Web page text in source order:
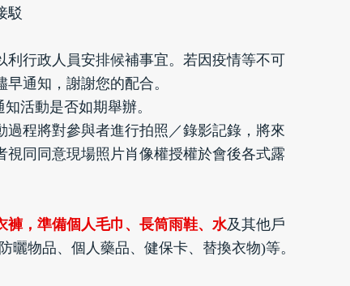
駁
行政人員安排候補事宜。若因疫情等不可
通知，謝謝您的配合。
活動是否如期舉辦。
程將對參與者進行拍照／錄影記錄，將來
同同意現場照片肖像權授權於會後各式露
褲，準備個人毛巾、長筒雨鞋、水及其他戶
物品、個人藥品、健保卡、替換衣物)等。